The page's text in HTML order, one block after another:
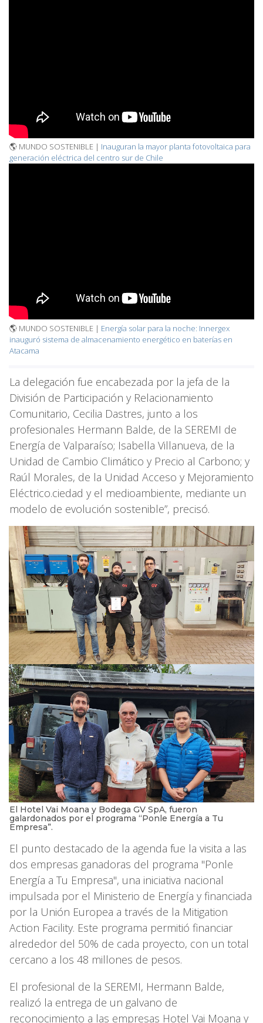
🌎 MUNDO SOSTENIBLE | Inauguran la mayor planta fotovoltaica para
generación eléctrica del centro sur de Chile
🌎 MUNDO SOSTENIBLE | Energía solar para la noche: Innergex
inauguró sistema de almacenamiento energético en baterías en
Atacama
La delegación fue encabezada por la jefa de la
División de Participación y Relacionamiento
Comunitario, Cecilia Dastres, junto a los
profesionales Hermann Balde, de la SEREMI de
Energía de Valparaíso; Isabella Villanueva, de la
Unidad de Cambio Climático y Precio al Carbono; y
Raúl Morales, de la Unidad Acceso y Mejoramiento
Eléctrico.ciedad y el medioambiente, mediante un
modelo de evolución sostenible”, precisó.
El Hotel Vai Moana y Bodega GV SpA, fueron
galardonados por el programa “Ponle Energía a Tu
Empresa”.
El punto destacado de la agenda fue la visita a las
dos empresas ganadoras del programa "Ponle
Energía a Tu Empresa", una iniciativa nacional
impulsada por el Ministerio de Energía y financiada
por la Unión Europea a través de la Mitigation
Action Facility. Este programa permitió financiar
alrededor del 50% de cada proyecto, con un total
cercano a los 48 millones de pesos.
El profesional de la SEREMI, Hermann Balde,
realizó la entrega de un galvano de
reconocimiento a las empresas Hotel Vai Moana y